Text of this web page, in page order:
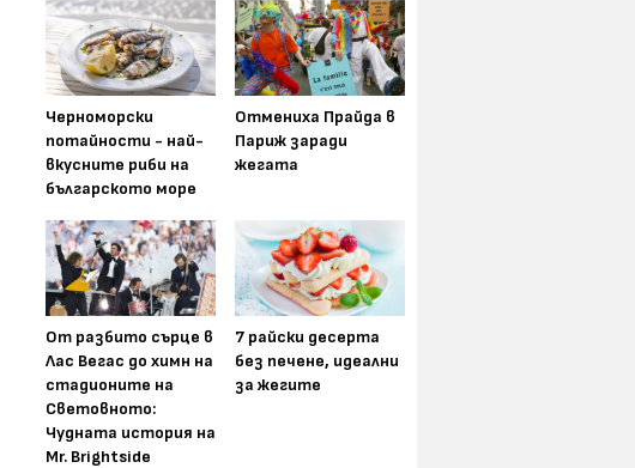
Черноморски
потайности - най-
вкусните риби на
българското море
Отмениха Прайда в
Париж заради
жегата
От разбито сърце в
Лас Вегас до химн на
стадионите на
Световното:
Чудната история на
Mr. Brightside
7 райски десерта
без печене, идеални
за жегите